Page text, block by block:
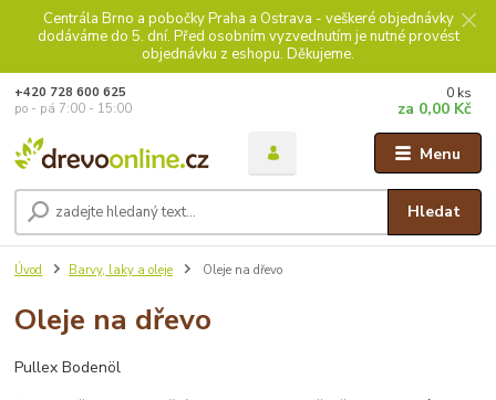
Centrála Brno a pobočky Praha a Ostrava - veškeré objednávky
dodáváme do 5. dní. Před osobním vyzvednutím je nutné provést
objednávku z eshopu. Děkujeme.
Menu
Hledat
+420 728 600 625
po - pá 7:00 - 15:00
0 ks
za 0,00 Kč
Úvod Barvy, laky a oleje Oleje na dřevo
Oleje na dřevo
Pullex Bodenöl